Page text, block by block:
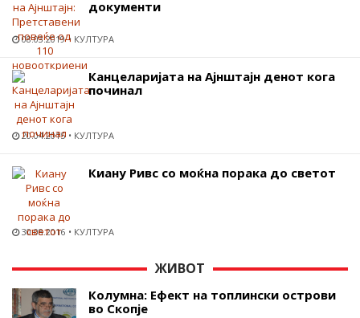
документи
08.03.2019 КУЛТУРА
Канцеларијата на Ајнштајн денот кога
починал
20.04.2015 КУЛТУРА
Киану Ривс со моќна порака до светот
30.08.2016 КУЛТУРА
ЖИВОТ
Колумна: Ефект на топлински острови
во Скопје